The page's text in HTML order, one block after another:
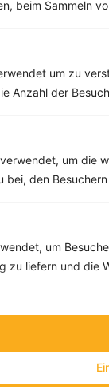
beim Sammeln
um zu
Anzahl der
um die
bei, den
um
zu liefern und die